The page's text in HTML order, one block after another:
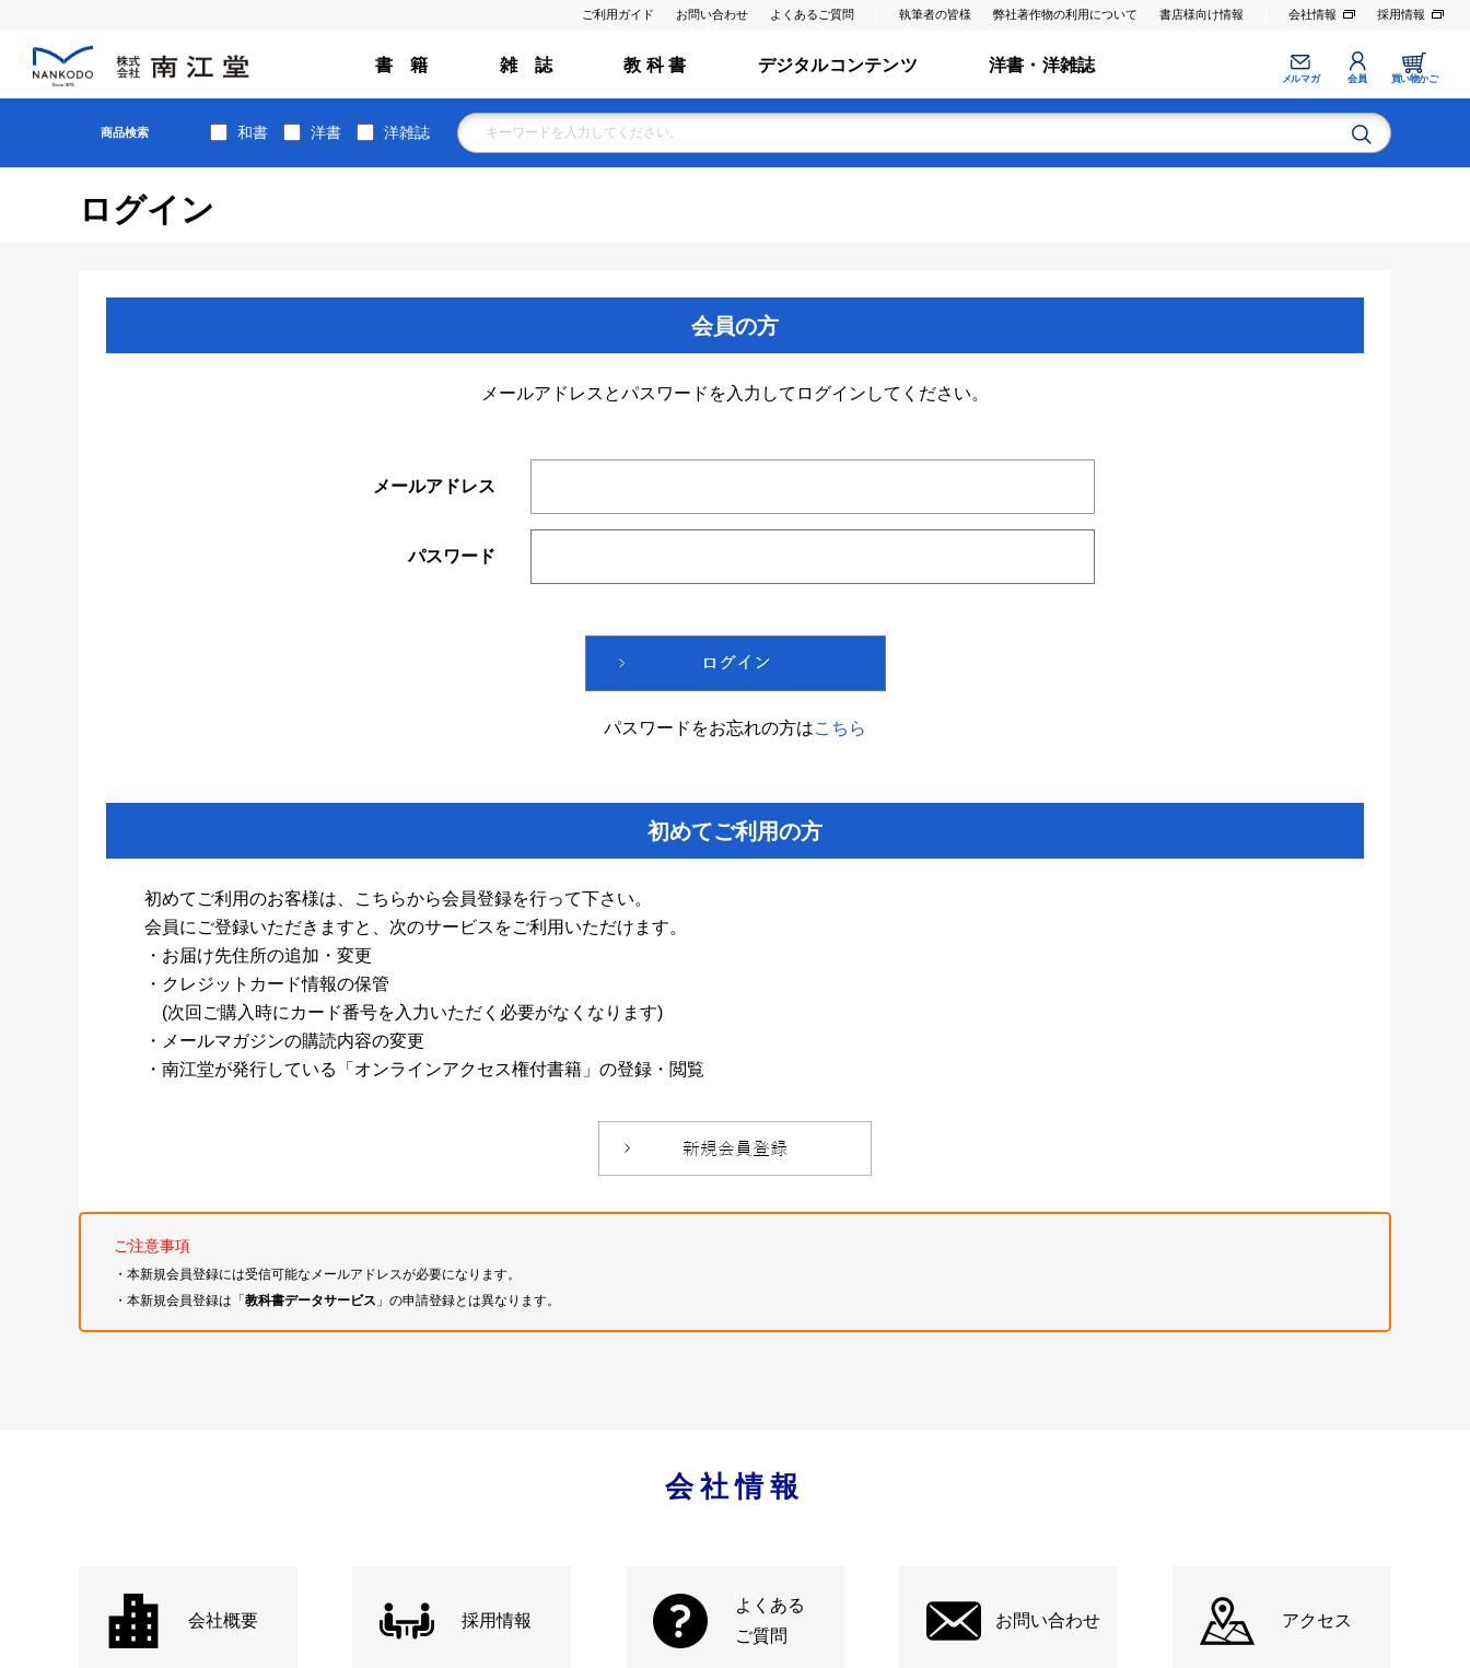
ご利用ガイド お問い合わせ よくあるご質問 執筆者の皆様 弊社著作物の利用について 書店様向け情報 会社情報 採用情報
書 籍 雑 誌 教 科 書 デジタルコンテンツ 洋書・洋雑誌
メルマガ 会員 買い物かご
商品検索 和書 洋書 洋雑誌
ログイン
会員の方
メールアドレスとパスワードを入力してログインしてください。
メールアドレス
パスワード
パスワードをお忘れの方はこちら
初めてご利用の方
初めてご利用のお客様は、こちらから会員登録を行って下さい。
会員にご登録いただきますと、次のサービスをご利用いただけます。
・お届け先住所の追加・変更
・クレジットカード情報の保管
(次回ご購入時にカード番号を入力いただく必要がなくなります)
・メールマガジンの購読内容の変更
・南江堂が発行している「オンラインアクセス権付書籍」の登録・閲覧
ご注意事項
・本新規会員登録には受信可能なメールアドレスが必要になります。
・本新規会員登録は「教科書データサービス 」の申請登録とは異なります。
会社情報
会社概要 採用情報
よくある
ご質問
お問い合わせ アクセス